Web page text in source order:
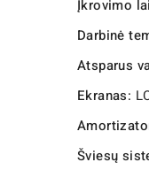
Įkrovimo
Darbinė
Atsparus
Ekranas:
Šviesų